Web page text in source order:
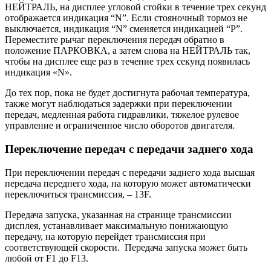
НЕЙТРАЛЬ, на дисплее угловой стойки в течение трех секунд
отображается индикация “N”. Если стояночный тормоз не
выключается, индикация “N” сменяется индикацией “P”.
Переместите рычаг переключения передач обратно в
положение ПАРКОВКА, а затем снова на НЕЙТРАЛЬ так,
чтобы на дисплее еще раз в течение трех секунд появилась
индикация «N».
До тех пор, пока не будет достигнута рабочая температура,
также могут наблюдаться задержки при переключении
передач, медленная работа гидравлики, тяжелое рулевое
управление и ограниченное число оборотов двигателя.
Переключение передач с передачи заднего хода
При переключении передач с передачи заднего хода высшая
передача переднего хода, на которую может автоматически
переключиться трансмиссия, – 13F.
Передача запуска, указанная на странице трансмиссии
дисплея, устанавливает максимальную понижающую
передачу, на которую перейдет трансмиссия при
соответствующей скорости. Передача запуска может быть
любой от F1 до F13.